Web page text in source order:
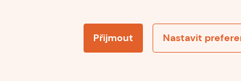
Přijmout Nastavit